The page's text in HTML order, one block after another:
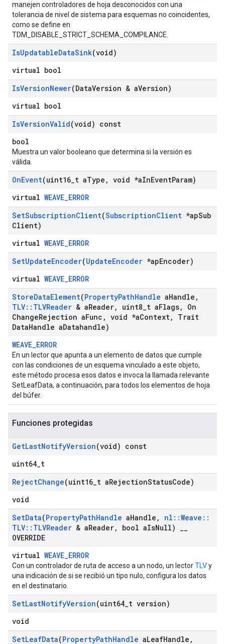
manejen controladores de hoja desconocidos con una
tolerancia de nivel de sistema para esquemas no coincidentes,
como se define en
TDM_DISABLE_STRICT_SCHEMA_COMPILANCE.
IsUpdatableDataSink(void)
virtual bool
IsVersionNewer(DataVersion & aVersion)
virtual bool
IsVersionValid(void) const
bool
Muestra un valor booleano que determina si la versión es
válida.
OnEvent(uint16 t aType , void *aInEventParam)
virtual WEAVE_ERROR
SetSubscriptionClient(SubscriptionClient *apSub
Client)
virtual WEAVE_ERROR
SetUpdateEncoder(UpdateEncoder *apEncoder)
virtual WEAVE_ERROR
StoreDataElement(PropertyPathHandle aHandle ,
TLV:: TLVReader & aReader, uint8 t aFlags,
On
ChangeRejection aFunc , void *aContext,
Trait
DataHandle aDatahandle)
WEAVE_ERROR
En un lector que apunta a un elemento de datos que cumple
con las condiciones de un esquema vinculado a este objeto,
este método procesa esos datos e invoca la llamada relevante
SetLeafData, a continuación, para todos los elementos de hoja
del búfer.
Funciones protegidas
GetLastNotifyVersion(void) const
uint64_t
RejectChange(uint16 t aRejectionStatusCode)
void
SetData(PropertyPathHandle aHandle , nl ::Weave ::
TLV:: TLVReader & aReader, bool aIsNull)
OVERRIDE
virtual WEAVE_ERROR
Con un controlador de ruta de acceso a un nodo, un lectorTLVy
una indicación de si se recibió un tipo nulo, configura los datos
en el destinatario.
SetLastNotifyVersion(uint64 t version)
void
SetLeafData(PropertyPathHandle aLeafHandle ,